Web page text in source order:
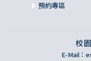
預約專區
校
E-Mail：